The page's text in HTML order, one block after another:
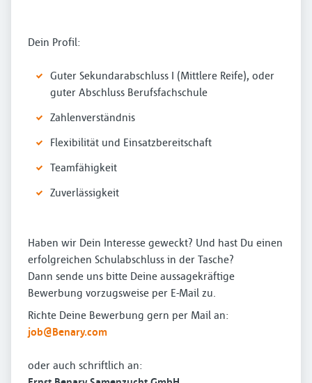
Dein Profil:
Guter Sekundarabschluss I (Mittlere Reife), oder
guter Abschluss Berufsfachschule
Zahlenverständnis
Flexibilität und Einsatzbereitschaft
Teamfähigkeit
Zuverlässigkeit
Haben wir Dein Interesse geweckt? Und hast Du einen
erfolgreichen Schulabschluss in der Tasche?
Dann sende uns bitte Deine aussagekräftige
Bewerbung vorzugsweise per E-Mail zu.
Richte Deine Bewerbung gern per Mail an:
job@Benary.com
oder auch schriftlich an: